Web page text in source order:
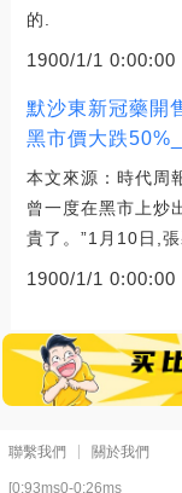
的.
1900/1/1 0:00:00
默沙東新冠藥開
黑市價大跌
本文來源：時代周
曾一度在黑市上炒
貴了。”1月10日,
1900/1/1 0:00:00
聯繫我們 關於我們
[0:93ms0-0:26ms